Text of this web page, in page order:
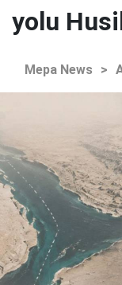
yolu
Mepa News >